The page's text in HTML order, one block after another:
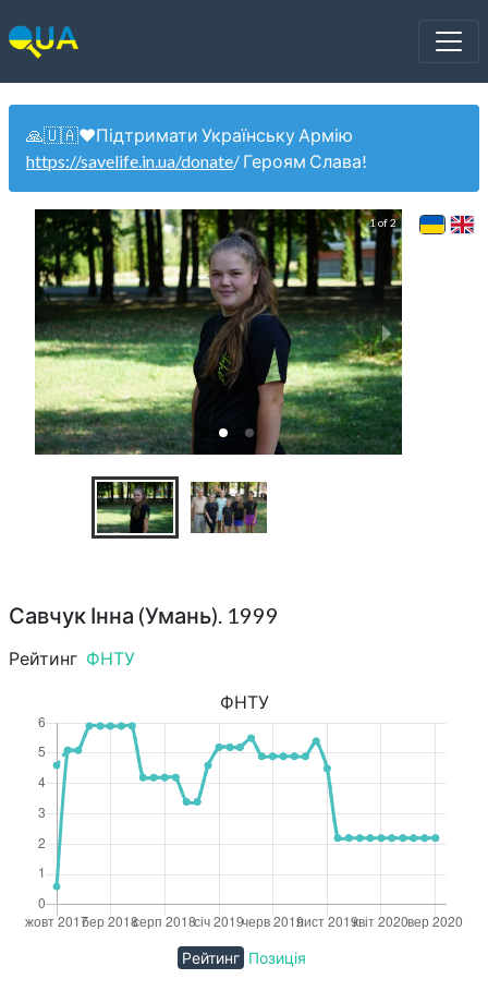
🙏🇺🇦❤️Підтримати Українську Армію
https://savelife.in.ua/donate/ Героям Слава!
1 of 2
Савчук Інна (Умань). 1999
Рейтинг ФНТУ
ФНТУ
Рейтинг Позиція